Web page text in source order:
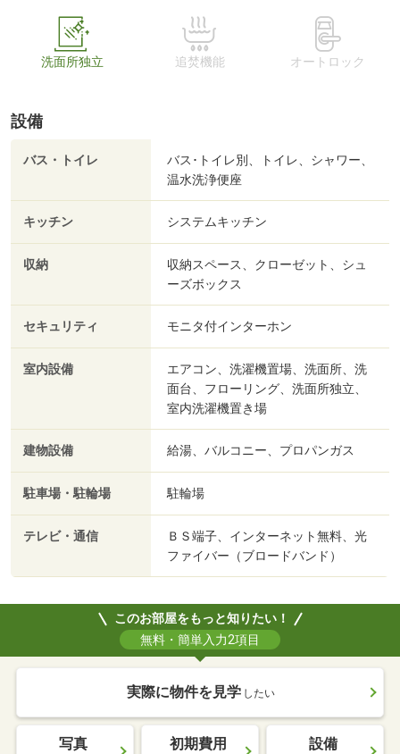
洗面所独立 追焚機能 オートロック
設備
バス・トイレ
バス･トイレ別、トイレ、シャワー、
温水洗浄便座
キッチン システムキッチン
収納
収納スペース、クローゼット、シュ
ーズボックス
セキュリティ モニタ付インターホン
室内設備
エアコン、洗濯機置場、洗面所、洗
面台、フローリング、洗面所独立、
室内洗濯機置き場
建物設備 給湯、バルコニー、プロパンガス
駐車場・駐輪場 駐輪場
テレビ・通信
ＢＳ端子、インターネット無料、光
ファイバー（ブロードバンド）
このお部屋をもっと知りたい！
無料・簡単入力2項目
実際に物件を見学 したい
写真 初期費用 設備